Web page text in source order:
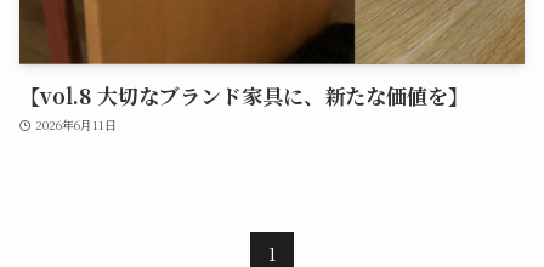
【vol.8 大切なブランド家具に、新たな価値を】
2026年6月11日
1